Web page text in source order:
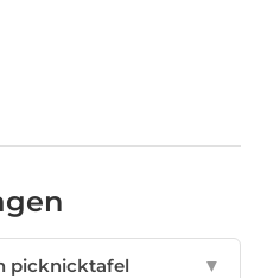
picknicktafel
▼